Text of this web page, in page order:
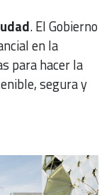
. El Gobierno
en la
para hacer la
segura y